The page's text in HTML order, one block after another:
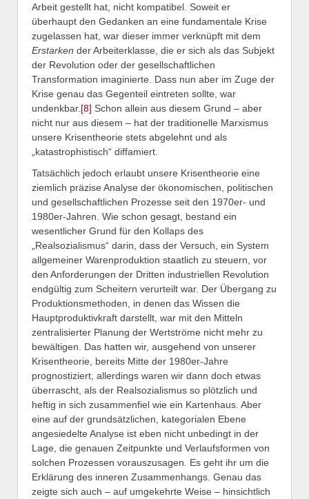
Arbeit gestellt hat, nicht kompatibel. Soweit er
überhaupt den Gedanken an eine fundamentale Krise
zugelassen hat, war dieser immer verknüpft mit dem
Erstarken der Arbeiterklasse, die er sich als das Subjekt
der Revolution oder der gesellschaftlichen
Transformation imaginierte. Dass nun aber im Zuge der
Krise genau das Gegenteil eintreten sollte, war
undenkbar. [8] Schon allein aus diesem Grund – aber
nicht nur aus diesem – hat der traditionelle Marxismus
unsere Krisentheorie stets abgelehnt und als
„katastrophistisch“ diffamiert.
Tatsächlich jedoch erlaubt unsere Krisentheorie eine
ziemlich präzise Analyse der ökonomischen, politischen
und gesellschaftlichen Prozesse seit den 1970er- und
1980er-Jahren. Wie schon gesagt, bestand ein
wesentlicher Grund für den Kollaps des
„Realsozialismus“ darin, dass der Versuch, ein System
allgemeiner Warenproduktion staatlich zu steuern, vor
den Anforderungen der Dritten industriellen Revolution
endgültig zum Scheitern verurteilt war. Der Übergang zu
Produktionsmethoden, in denen das Wissen die
Hauptproduktivkraft darstellt, war mit den Mitteln
zentralisierter Planung der Wertströme nicht mehr zu
bewältigen. Das hatten wir, ausgehend von unserer
Krisentheorie, bereits Mitte der 1980er-Jahre
prognostiziert, allerdings waren wir dann doch etwas
überrascht, als der Realsozialismus so plötzlich und
heftig in sich zusammenfiel wie ein Kartenhaus. Aber
eine auf der grundsätzlichen, kategorialen Ebene
angesiedelte Analyse ist eben nicht unbedingt in der
Lage, die genauen Zeitpunkte und Verlaufsformen von
solchen Prozessen vorauszusagen. Es geht ihr um die
Erklärung des inneren Zusammenhangs. Genau das
zeigte sich auch – auf umgekehrte Weise – hinsichtlich